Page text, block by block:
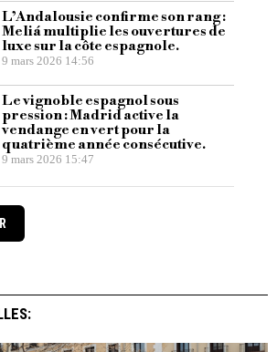
L’Andalousie confirme son rang :
Meliá multiplie les ouvertures de
luxe sur la côte espagnole.
9 mars 2026 14:56
Le vignoble espagnol sous
pression : Madrid active la
vendange en vert pour la
quatrième année consécutive.
9 mars 2026 15:47